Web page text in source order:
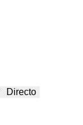
Directo